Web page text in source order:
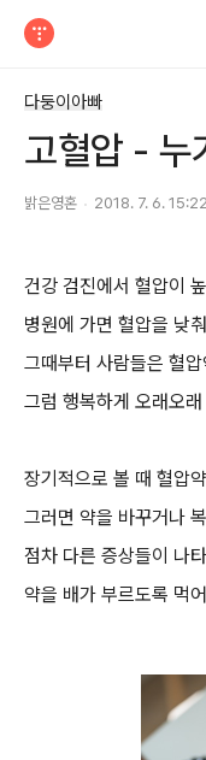
다둥이아빠
고혈압 - 누
밝은영혼 2018. 7. 6. 15:22
건강 검진에서 혈압이
병원에 가면 혈압을 낮
그때부터 사람들은 혈
그럼 행복하게 오래오
장기적으로 볼 때 혈압
그러면 약을 바꾸거나
점차 다른 증상들이 나
약을 배가 부르도록 먹